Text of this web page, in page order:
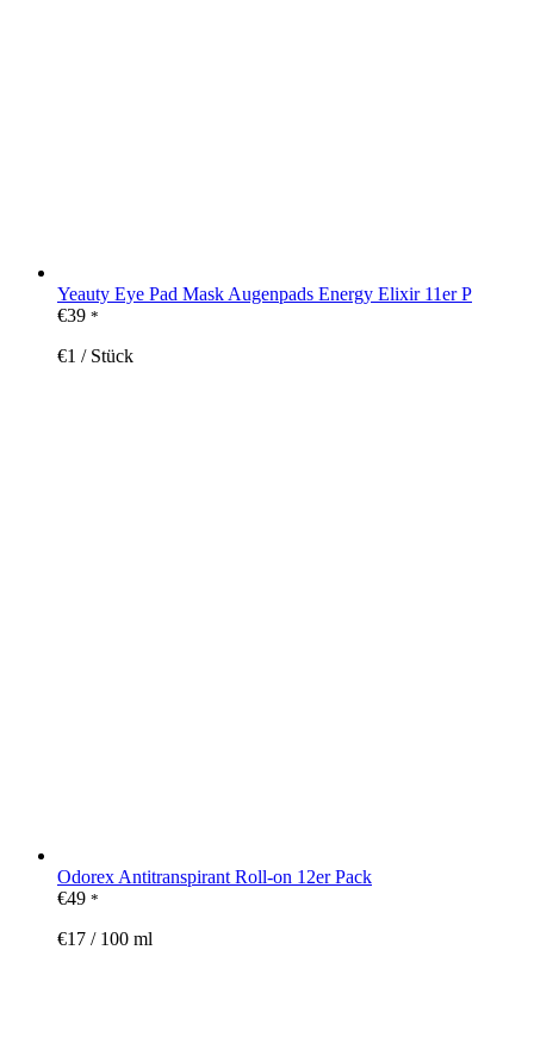
Yeauty Eye Pad Mask Augenpads Energy Elixir 11er P
€39 *
€1 / Stück
Odorex Antitranspirant Roll-on 12er Pack
€49 *
€17 / 100 ml